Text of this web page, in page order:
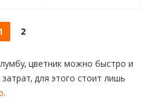
2
цветник можно быстро и
для этого стоит лишь
.